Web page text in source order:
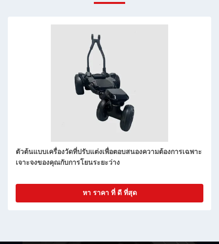
งเพื่อตอบสนองความต้องการเฉพาะ
ะยะว่าง
บริการแปรรูปเครื่องมือวัดคว